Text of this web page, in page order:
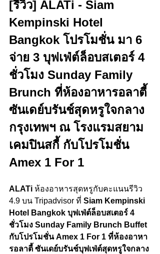
[รีวิว] ALATi - Siam
Kempinski Hotel
Bangkok โปรโมชั่น มา 6
จ่าย 3 บุฟเฟ่ต์ล็อบสเตอร์ 4
ชั่วโมง Sunday Family
Brunch ที่ห้องอาหารอลาตี้
ซันเดย์บรันช์สุดหรูใจกลาง
กรุงเทพฯ ณ โรงแรมสยาม
เคมปินสกี้ กับโปรโมชั่น
Amex 1 For 1
ALATi ห้องอาหารสุดหรูกับคะแนนรีวิว
4.9 บน Tripadvisor ที่ Siam Kempinski
Hotel Bangkok บุฟเฟ่ต์ล็อบสเตอร์ 4
ชั่วโมง Sunday Family Brunch Buffet
กับโปรโมชั่น Amex 1 For 1 ที่ห้องอาหา
รอลาตี้ ซันเดย์บรันช์บุฟเฟ่ต์สุดหรูใจกลาง